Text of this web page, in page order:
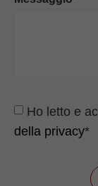
Ho letto e
della privacy*